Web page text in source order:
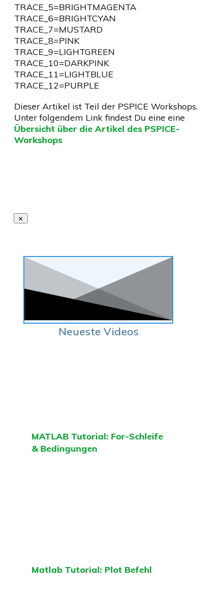
TRACE_5=BRIGHTMAGENTA
TRACE_6=BRIGHTCYAN
TRACE_7=MUSTARD
TRACE_8=PINK
TRACE_9=LIGHTGREEN
TRACE_10=DARKPINK
TRACE_11=LIGHTBLUE
TRACE_12=PURPLE
Dieser Artikel ist Teil der PSPICE Workshops.
Unter folgendem Link findest Du eine eine
Übersicht über die Artikel des PSPICE-
Workshops
Neueste Videos
MATLAB Tutorial: For-Schleife
& Bedingungen
Matlab Tutorial: Plot Befehl